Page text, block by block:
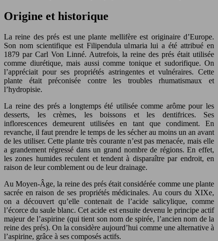
Origine et historique
La reine des prés est une plante mellifère est originaire d’Europe.
Son nom scientifique est Filipendula ulmaria lui a été attribué en
1879 par Carl Von Linné. Autrefois, la reine des prés était utilisée
comme diurétique, mais aussi comme tonique et sudorifique. On
l’appréciait pour ses propriétés astringentes et vulnéraires. Cette
plante était préconisée contre les troubles rhumatismaux et
l’hydropisie.
La reine des prés a longtemps été utilisée comme arôme pour les
desserts, les crèmes, les boissons et les dentifrices. Ses
inflorescences demeurent utilisées en tant que condiment. En
revanche, il faut prendre le temps de les sécher au moins un an avant
de les utiliser. Cette plante très courante n’est pas menacée, mais elle
a grandement régressé dans un grand nombre de régions. En effet,
les zones humides reculent et tendent à disparaître par endroit, en
raison de leur comblement ou de leur drainage.
Au Moyen-Âge, la reine des prés était considérée comme une plante
sacrée en raison de ses propriétés médicinales. Au cours du XIXe,
on a découvert qu’elle contenait de l’acide salicylique, comme
l’écorce du saule blanc. Cet acide est ensuite devenu le principe actif
majeur de l’aspirine (qui tient son nom de spirée, l’ancien nom de la
reine des prés). On la considère aujourd’hui comme une alternative à
l’aspirine, grâce à ses composés actifs.